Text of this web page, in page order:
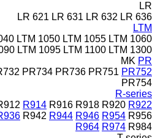
LR
LR 621 LR 631 LR 632 LR 636
LTM
LTM 1050 LTM 1055 LTM 1060
LTM 1095 LTM 1100 LTM 1300
MK PR
PR734 PR736 PR751 PR752
PR754
R-series
R914 R916 R918 R920 R922
R942 R944 R946 R954 R956
R964 R974 R984